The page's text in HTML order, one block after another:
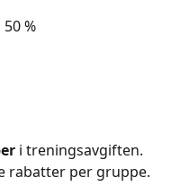
%
i treningsavgiften.
rabatter per gruppe.